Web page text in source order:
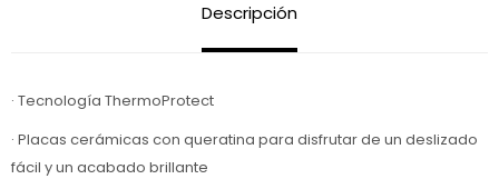
Descripción
· Tecnología ThermoProtect
· Placas cerámicas con queratina para disfrutar de un deslizado
fácil y un acabado brillante